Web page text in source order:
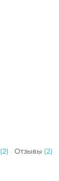
(2) Отзывы (2)